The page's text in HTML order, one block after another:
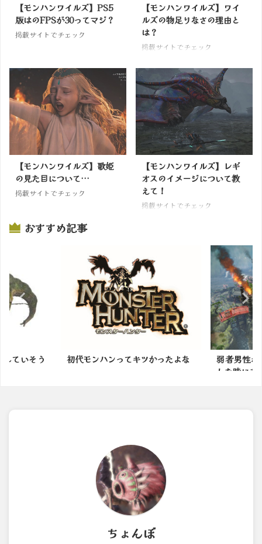
【モンハンワイルズ】PS5
版はのFPSが30ってマジ？
掲載サイトでチェック
【モンハンワイルズ】ワイ
ルズの物足りなさの理由と
は？
掲載サイトでチェック
【モンハンワイルズ】歌姫
の見た目について…
掲載サイトでチェック
【モンハンワイルズ】レギ
オスのイメージについて教
えて！
掲載サイトでチェック
おすすめ記事
ったよな
弱者男性がモンハンの世界に転生
モンスタ
番面白い
ちょんぼ